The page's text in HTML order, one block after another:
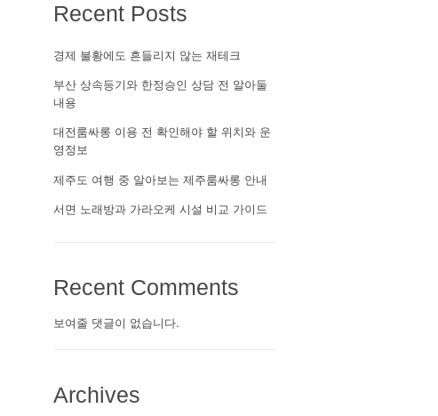
Recent Posts
경제 불황에도 흔들리지 않는 재테크
부산 상속등기와 한정승인 상담 전 알아둘
내용
대전룸싸롱 이용 전 확인해야 할 위치와 운
영정보
제주도 여행 중 알아보는 제주룸싸롱 안내
서면 노래방과 가라오케 시설 비교 가이드
Recent Comments
보여줄 댓글이 없습니다.
Archives